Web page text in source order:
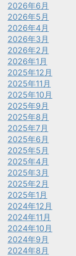
2026年6月
2026年5月
2026年4月
2026年3月
2026年2月
2026年1月
2025年12月
2025年11月
2025年10月
2025年9月
2025年8月
2025年7月
2025年6月
2025年5月
2025年4月
2025年3月
2025年2月
2025年1月
2024年12月
2024年11月
2024年10月
2024年9月
2024年8月